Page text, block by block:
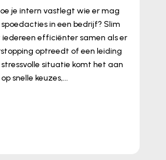
je intern vastlegt wie er mag
spoedacties in een bedrijf? Slim
efficiënter samen als er
optreedt of een leiding
stressvolle situatie komt het aan
op snelle keuzes,...